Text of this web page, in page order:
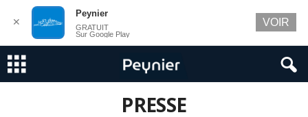
PRESSE
✕
Peynier
GRATUIT
Sur Google Play
VOIR